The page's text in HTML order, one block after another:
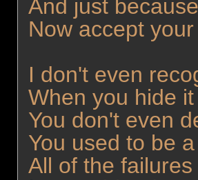
And just
Now accept
I don't even
When you hide
You don't even
You used to be
All of the